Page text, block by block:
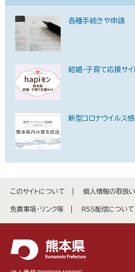
各種手続きや申請
結婚・子育て応援サ
新型コロナウイルス
このサイトについて 個人情報の取扱
免責事項・リンク等 RSS配信について